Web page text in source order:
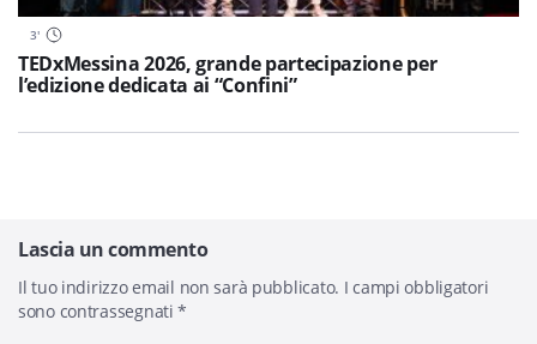
3'
TEDxMessina 2026, grande partecipazione per
l’edizione dedicata ai “Confini”
Lascia un commento
Il tuo indirizzo email non sarà pubblicato. I campi obbligatori
sono contrassegnati*